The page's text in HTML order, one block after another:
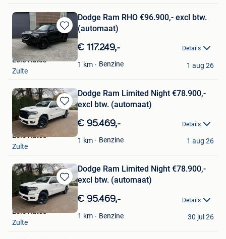
Bewaren
in
Mijn
Favorieten
Dodge Ram RHO €96.900,- excl btw.
(automaat)
€ 117.249,- Details
1 km Benzine
Leie Auto's
Zulte
1 aug 26
Bewaren
in
Mijn
Favorieten
Dodge Ram Limited Night €78.900,-
excl btw. (automaat)
€ 95.469,- Details
1 km Benzine
Leie Auto's
Zulte
1 aug 26
Bewaren
in
Favorieten
Dodge Ram Limited Night €78.900,-
excl btw. (automaat)
€ 95.469,- Details
1 km Benzine
Leie Auto's
Zulte
30 jul 26